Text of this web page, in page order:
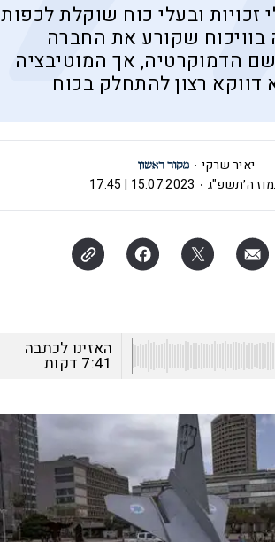
זכויות ובעלי כוח שוקלת לכפות
שקורע את החברה
הדמוקרטיה, אך המוטיבציה
דווקא רצון להתחלק בכוח
יאיר שרקי
ה׳תשפ"ג
15.07.2023 | 17:45
האזינו לכתבה
7:41 דקות